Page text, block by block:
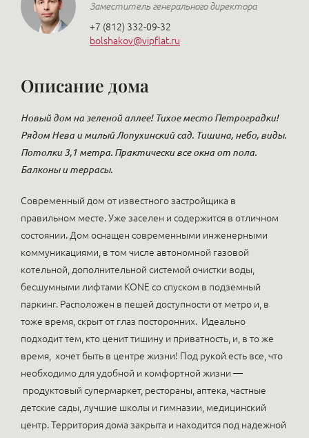
Заместитель генерального директора
+7 (812) 332-09-32
bolshakov@vipflat.ru
Описание дома
Новый дом на зеленой аллее! Тихое место Петроградки!
Рядом Нева и милый Лопухинский сад. Тишина, небо, виды.
Потолки 3,1 метра. Практически все окна от пола.
Балконы и террасы.
Современный дом от известного застройщика в
правильном месте. Уже заселен и содержится в отличном
состоянии. Дом оснащен современными инженерными
коммуникациями, в том числе автономной газовой
котельной, дополнительной системой очистки воды,
бесшумными лифтами KONE со спуском в подземный
паркинг. Расположен в пешей доступности от метро и, в
тоже время, скрыт от глаз посторонних. Идеально
подходит тем, кто ценит тишину и приватность, и, в то же
время, хочет быть в центре жизни! Под рукой есть все, что
необходимо для удобной и комфортной жизни —
продуктовый супермаркет, рестораны, аптека, частные
детские сады, лучшие школы и гимназии, медицинский
центр. Территория дома закрыта и находится под надежной